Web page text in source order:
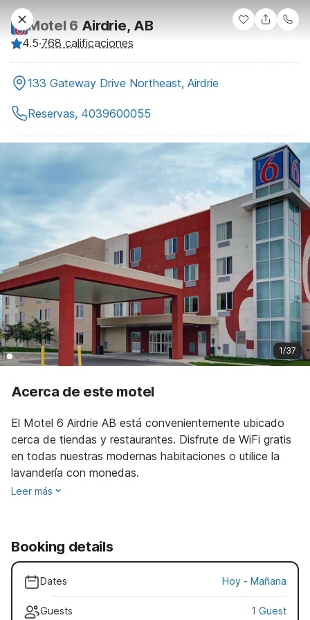
Motel 6 Airdrie, AB
4.5·768 calificaciones
133 Gateway Drive Northeast, Airdrie
Reservas, 4039600055
1/37
Acerca de este motel
El Motel 6 Airdrie AB está convenientemente ubicado
cerca de tiendas y restaurantes. Disfrute de WiFi gratis
en todas nuestras modernas habitaciones o utilice la
lavandería con monedas.
Leer más
Booking details
Dates Hoy - Mañana
Guests 1 Guest